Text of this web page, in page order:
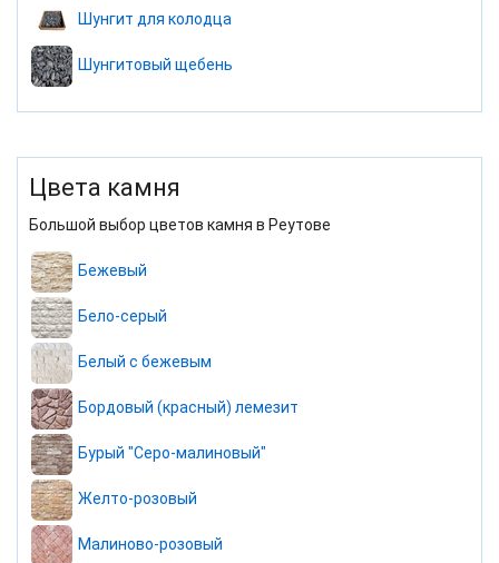
Шунгит для колодца
Шунгитовый щебень
Цвета камня
Большой выбор цветов камня в Реутове
Бежевый
Бело-серый
Белый с бежевым
Бордовый (красный) лемезит
Бурый "Серо-малиновый"
Желто-розовый
Малиново-розовый